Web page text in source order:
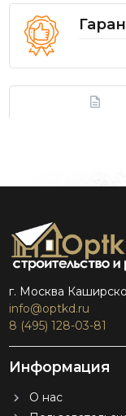
г. Москва
info@optkd.ru
8 (495) 128-03-81
Информация
О нас